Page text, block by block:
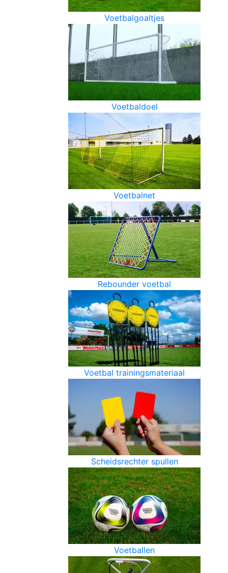
Voetbalgoaltjes
Voetbaldoel
Voetbalnet
Rebounder voetbal
Voetbal trainingsmateriaal
Scheidsrechter spullen
Voetballen